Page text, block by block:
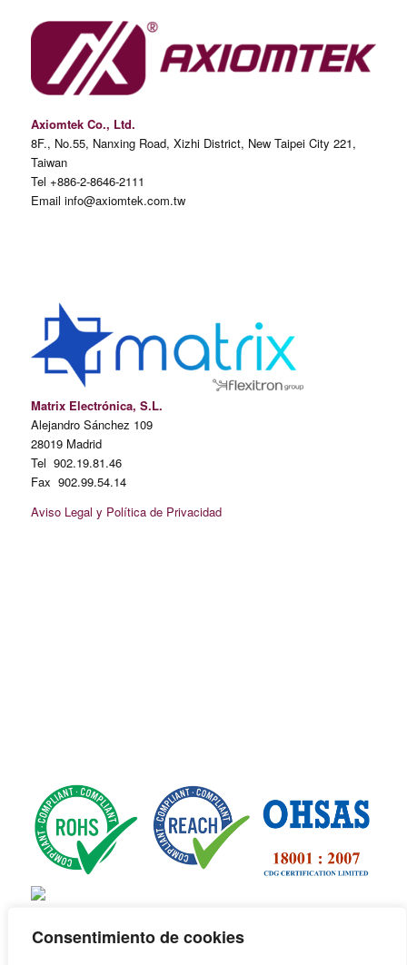
Consentimiento de cookies
Axiomtek Co., Ltd.
8F., No.55, Nanxing Road, Xizhi District, New Taipei City 221,
Taiwan
Tel +886-2-8646-2111
Email info@axiomtek.com.tw
Matrix Electrónica, S.L.
Alejandro Sánchez 109
28019 Madrid
Tel 902.19.81.46
Fax 902.99.54.14
Aviso Legal y Política de Privacidad